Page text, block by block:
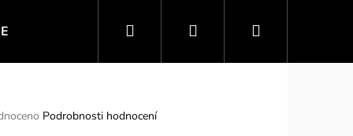
VTIPNÉ MOTIVY SPORT A ZÁBAVA
Hledat PřihlášeníNákupní
Podrobnosti hodnocení